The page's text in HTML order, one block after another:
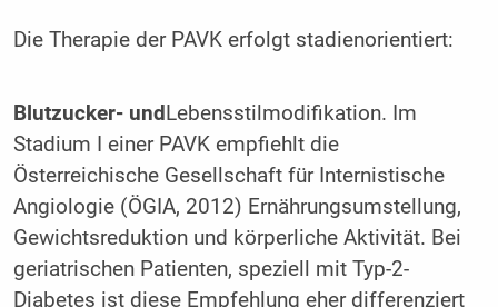
Die Therapie der PAVK erfolgt stadienorientiert:
Blutzucker- und Lebensstilmodifikation. Im
Stadium I einer PAVK empfiehlt die
Österreichische Gesellschaft für Internistische
Angiologie (ÖGIA, 2012) Ernährungsumstellung,
Gewichtsreduktion und körperliche Aktivität. Bei
geriatrischen Patienten, speziell mit Typ-2-
Diabetes ist diese Empfehlung eher differenziert